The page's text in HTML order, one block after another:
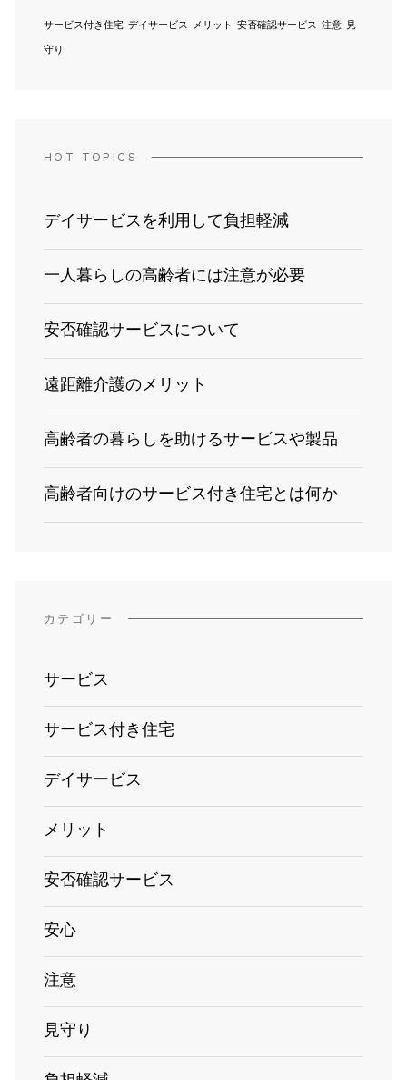
サービス付き住宅 デイサービス メリット 安否確認サービス 注意 見
守り
HOT TOPICS
デイサービスを利用して負担軽減
一人暮らしの高齢者には注意が必要
安否確認サービスについて
遠距離介護のメリット
高齢者の暮らしを助けるサービスや製品
高齢者向けのサービス付き住宅とは何か
カテゴリー
サービス
サービス付き住宅
デイサービス
メリット
安否確認サービス
安心
注意
見守り